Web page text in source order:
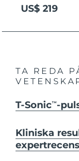
US$ 219
TA REDA
T-SonicTM -
Kliniska